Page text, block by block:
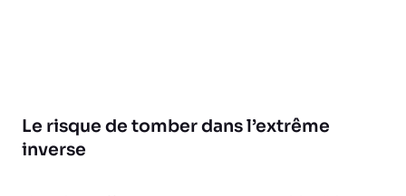
Le risque de tomber dans l’extrême
inverse